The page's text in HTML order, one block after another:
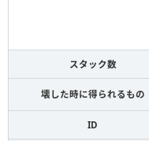
スタック数
壊した時に得られるもの
ID